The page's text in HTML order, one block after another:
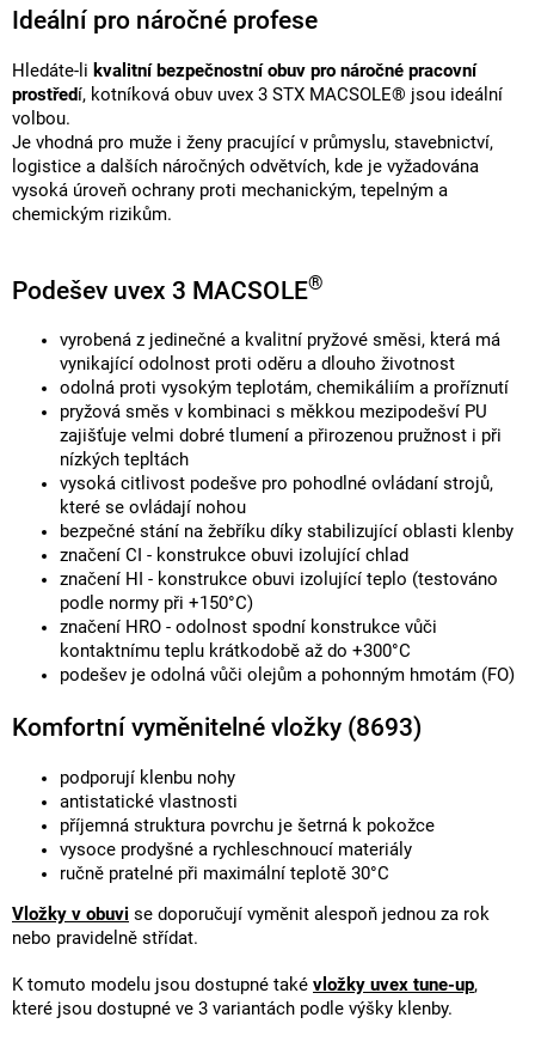
Ideální pro náročné profese
Hledáte-li kvalitní bezpečnostní obuv pro náročné pracovní
prostředí, kotníková obuv uvex 3 STX MACSOLE® jsou ideální
volbou.
Je vhodná pro muže i ženy pracující v průmyslu, stavebnictví,
logistice a dalších náročných odvětvích, kde je vyžadována
vysoká úroveň ochrany proti mechanickým, tepelným a
chemickým rizikům.
Podešev uvex 3 MACSOLE®
vyrobená z jedinečné a kvalitní pryžové směsi, která má
vynikající odolnost proti oděru a dlouho životnost
odolná proti vysokým teplotám, chemikáliím a proříznutí
pryžová směs v kombinaci s měkkou mezipodešví PU
zajišťuje velmi dobré tlumení a přirozenou pružnost i při
nízkých tepltách
vysoká citlivost podešve pro pohodlné ovládaní strojů,
které se ovládají nohou
bezpečné stání na žebříku díky stabilizující oblasti klenby
značení CI - konstrukce obuvi izolující chlad
značení HI - konstrukce obuvi izolující teplo (testováno
podle normy při +150°C)
značení HRO - odolnost spodní konstrukce vůči
kontaktnímu teplu krátkodobě až do +300°C
podešev je odolná vůči olejům a pohonným hmotám (FO)
Komfortní vyměnitelné vložky (8693)
podporují klenbu nohy
antistatické vlastnosti
příjemná struktura povrchu je šetrná k pokožce
vysoce prodyšné a rychleschnoucí materiály
ručně pratelné při maximální teplotě 30°C
Vložky v obuvi se doporučují vyměnit alespoň jednou za rok
nebo pravidelně střídat.
K tomuto modelu jsou dostupné také vložky uvex tune-up,
které jsou dostupné ve 3 variantách podle výšky klenby.